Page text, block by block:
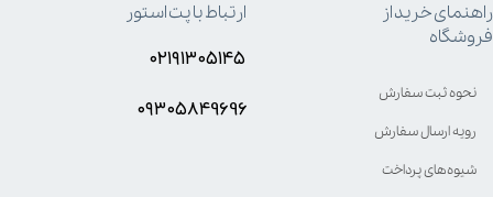
راهنمای خرید از
فروشگاه
نحوه ثبت سفارش
رویه ارسال سفارش
شیوه‌های پرداخت
ارتباط با پت استور
۰۲۱۹۱۳۰۵۱۴۵
۰۹۳۰۵8۴9696